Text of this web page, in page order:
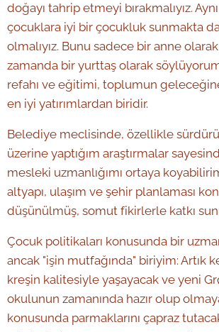
doğayı tahrip etmeyi bırakmalıyız.
çocuklara iyi bir çocukluk sunmakta
olmalıyız. Bunu sadece bir anne
zamanda bir yurttaş olarak
refahı ve eğitimi, toplumun
en iyi yatırımlardan biridir.
Belediye meclisinde, özellikle
üzerine yaptığım araştırmalar
mesleki uzmanlığımı ortaya
altyapı, ulaşım ve şehir planlaması
düşünülmüş, somut fikirlerle katkı
Çocuk politikaları konusunda bir
ancak "işin mutfağında" biriyim: Artık
kreşin kalitesiyle yaşayacak ve yeni
okulunun zamanında hazır olup
konusunda parmaklarını çapraz